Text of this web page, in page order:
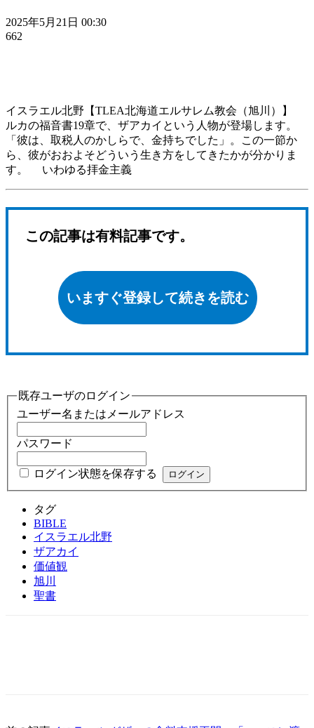
2025年5月21日 00:30
662
イスラエル北野【TLEA北海道エルサレム教会（旭川）】
ルカの福音書19章で、ザアカイという人物が登場します。
「彼は、取税人のかしらで、金持ちでした」。この一節か
ら、彼がおおよそどういう生き方をしてきたかが分かりま
す。 いわゆる拝金主義
この記事は有料記事です。
いますぐ登録して続きを読む
既存ユーザのログイン
ユーザー名またはメールアドレス
パスワード
ログイン状態を保存する
タグ
BIBLE
イスラエル北野
ザアカイ
価値観
旭川
聖書